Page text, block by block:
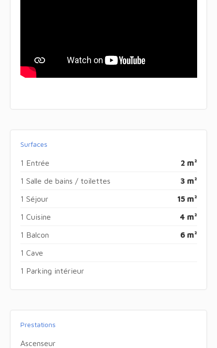
Surfaces
1 Entrée 2 m²
1 Salle de bains / toilettes 3 m²
1 Séjour 15 m²
1 Cuisine 4 m²
1 Balcon 6 m²
1 Cave
1 Parking intérieur
Prestations
Ascenseur